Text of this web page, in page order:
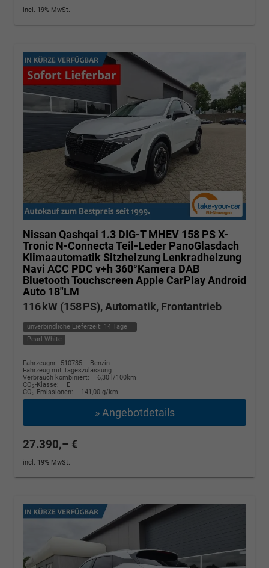
incl. 19% MwSt.
Nissan Qashqai 1.3 DIG-T MHEV 158 PS X-
Tronic N-Connecta Teil-Leder PanoGlasdach
Klimaautomatik Sitzheizung Lenkradheizung
Navi ACC PDC v+h 360°Kamera DAB
Bluetooth Touchscreen Apple CarPlay Android
Auto 18"LM
116 kW (158 PS), Automatik, Frontantrieb
unverbindliche Lieferzeit: 14 Tage
Pearl White
Fahrzeugnr.: 510735
Benzin
Fahrzeug mit Tageszulassung
Verbrauch kombiniert:
6,30 l/100km
CO2-Klasse:
E
CO2-Emissionen: 141,00 g/km
» Angebotdetails
27.390,– €
incl. 19% MwSt.